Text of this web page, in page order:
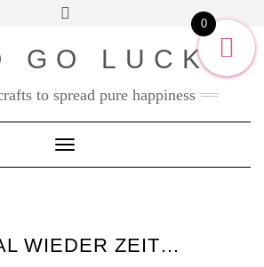
GO LUCKY
to spread pure happiness
Toggle Navigation
WIEDER ZEIT…
0